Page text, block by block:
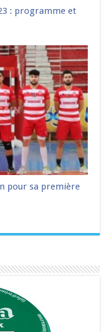
: programme et
pour sa première